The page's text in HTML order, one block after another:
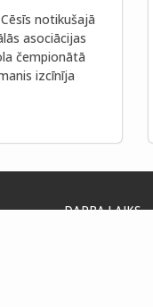
notikušajā
asociācijas
čempionātā
izcīnīja
DARBA LAIKS